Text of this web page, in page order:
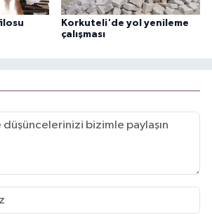
Korkuteli'de yol yenileme
çalışması